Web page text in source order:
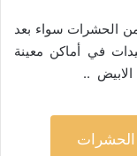
من الحشرات سواء بعد
في أماكن معينة
الابيض ..
الحشرات